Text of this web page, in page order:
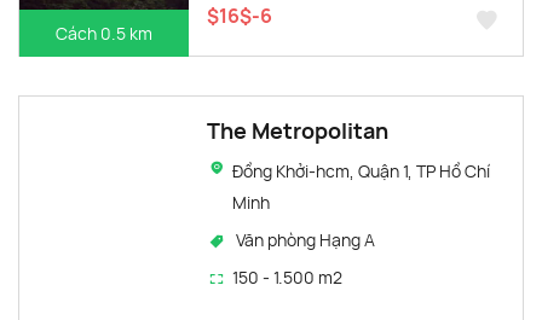
Cách 0.5 km
$16$-6
The Metropolitan
Đồng Khởi-hcm, Quận 1, TP Hồ Chí
Minh
Văn phòng Hạng A
150 - 1.500 m2